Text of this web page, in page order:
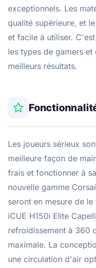
exceptionnels. Les
qualité supérieure, et
et facile à utiliser.
les types de gamers
meilleurs résultats.
Les joueurs sérieux
meilleure façon de
frais et fonctionner à
nouvelle gamme
seront en mesure de
iCUE H150i Elite
refroidissement à 360
maximale. La
une circulation d'air